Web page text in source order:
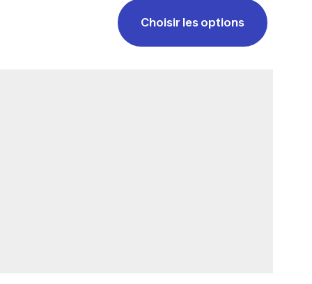
Choisir les options